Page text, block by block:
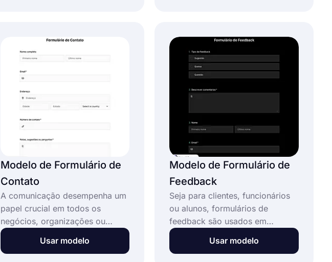
com os resultados.
Modelo de Formulário de
Contato
A comunicação desempenha um
papel crucial em todos os
negócios, organizações ou
projetos. Assim, permitir que as
pessoas entrem em contato com
Usar modelo
Modelo de Formulário de
Feedback
Seja para clientes, funcionários
ou alunos, formulários de
feedback são usados em
diversas áreas para coletar
insights essenciais sobre os
Usar modelo